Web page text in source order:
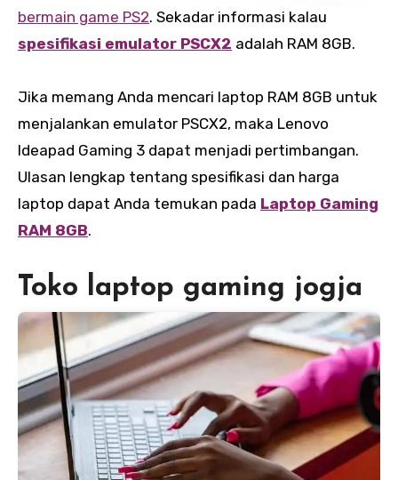
bermain game PS2. Sekadar informasi kalau
spesifikasi emulator PSCX2 adalah RAM 8GB.
Jika memang Anda mencari laptop RAM 8GB untuk
menjalankan emulator PSCX2, maka Lenovo
Ideapad Gaming 3 dapat menjadi pertimbangan.
Ulasan lengkap tentang spesifikasi dan harga
laptop dapat Anda temukan pada Laptop Gaming
RAM 8GB.
Toko laptop gaming jogja